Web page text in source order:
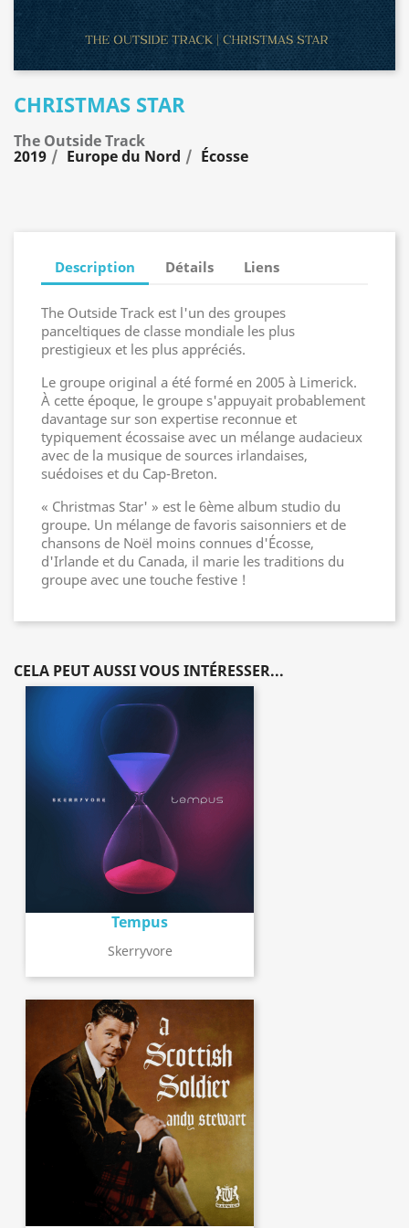
CHRISTMAS STAR
The Outside Track
2019 Europe du Nord Écosse
Description Détails Liens
The Outside Track est l'un des groupes
panceltiques de classe mondiale les plus
prestigieux et les plus appréciés.
Le groupe original a été formé en 2005 à Limerick.
À cette époque, le groupe s'appuyait probablement
davantage sur son expertise reconnue et
typiquement écossaise avec un mélange audacieux
avec de la musique de sources irlandaises,
suédoises et du Cap-Breton.
« Christmas Star' » est le 6ème album studio du
groupe. Un mélange de favoris saisonniers et de
chansons de Noël moins connues d'Écosse,
d'Irlande et du Canada, il marie les traditions du
groupe avec une touche festive !
CELA PEUT AUSSI VOUS INTÉRESSER...
Tempus
Skerryvore